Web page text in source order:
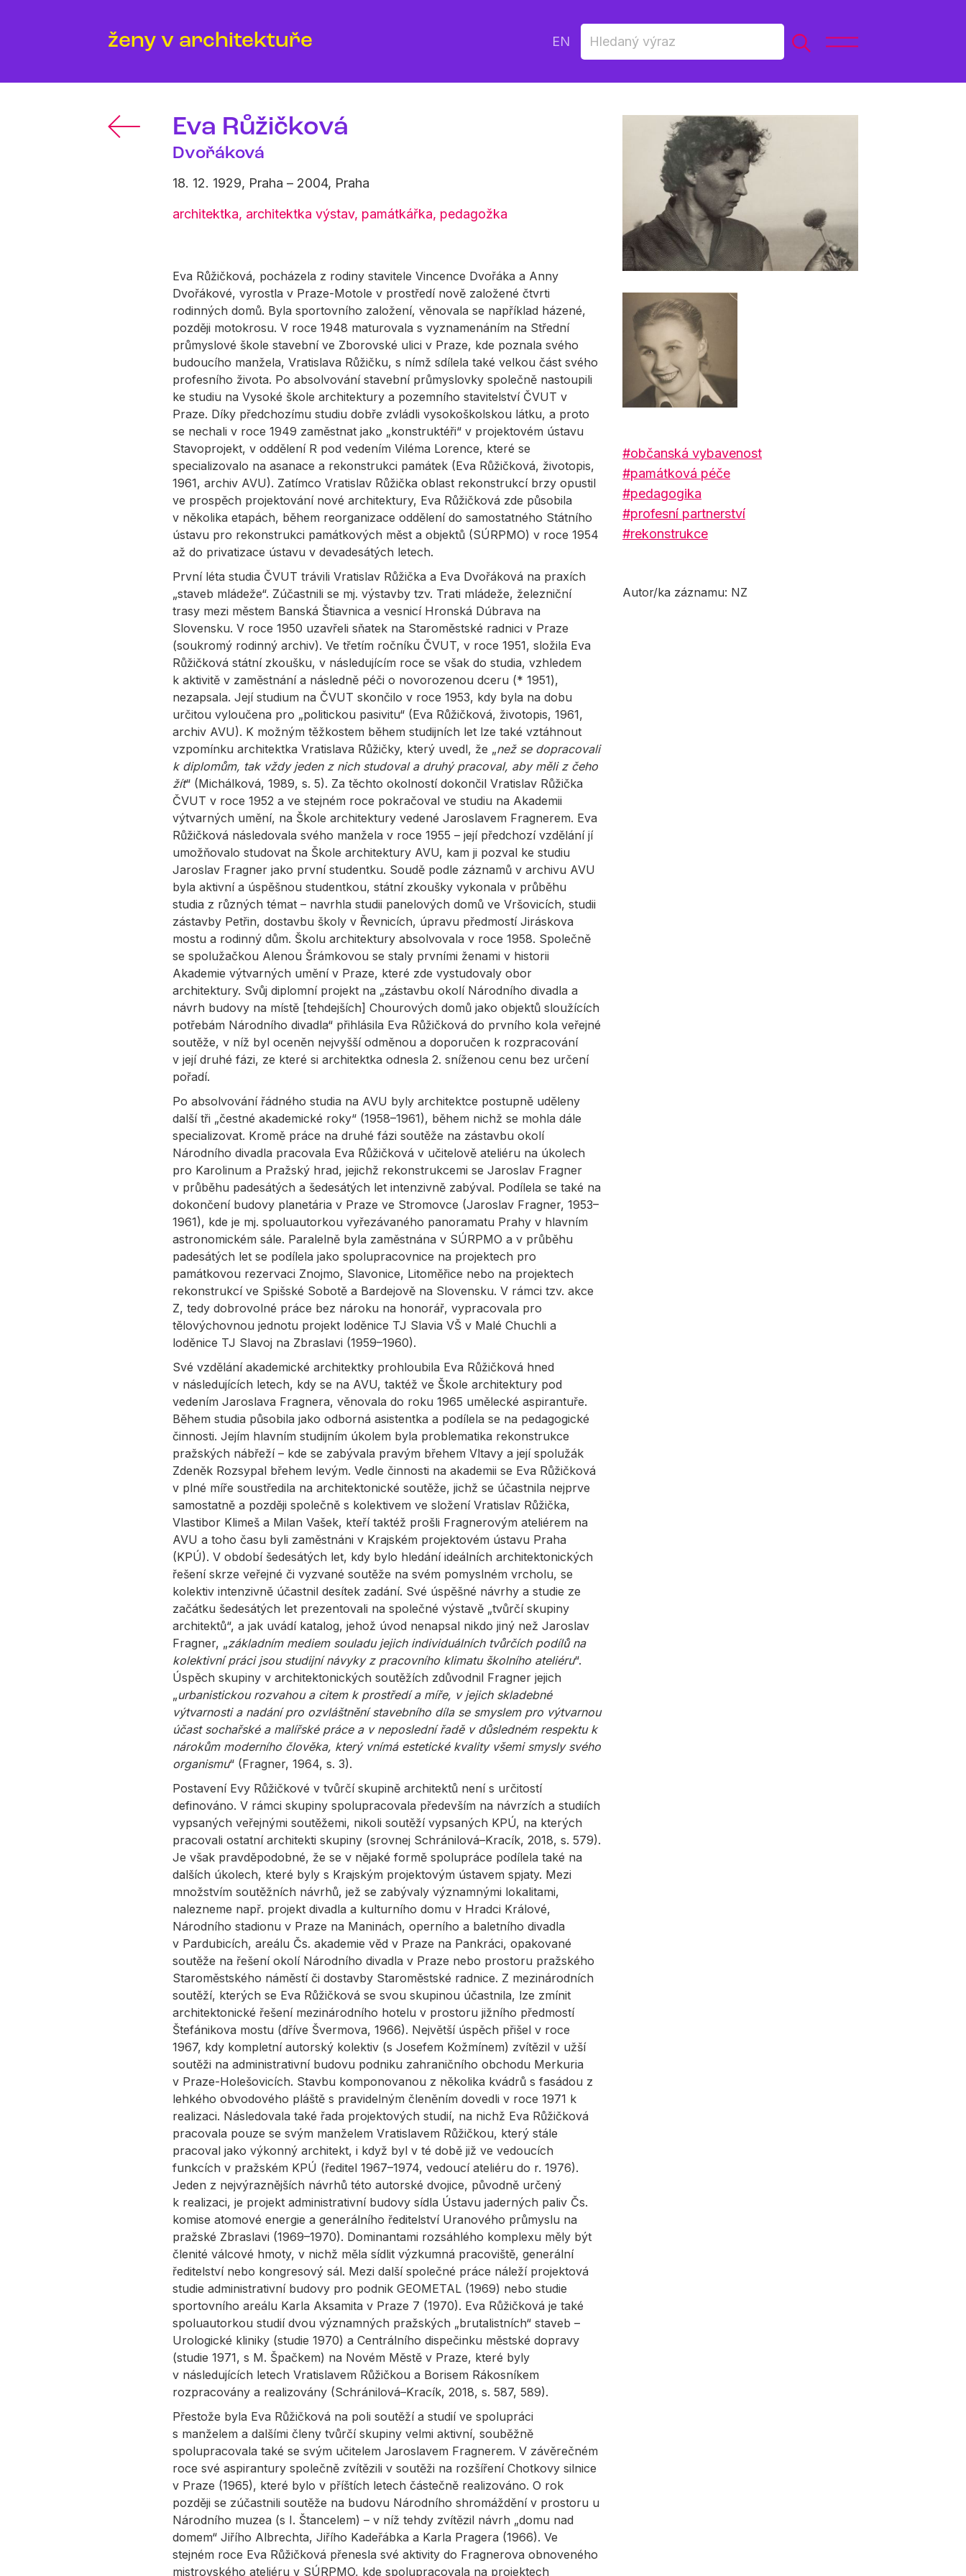
ženy v architektuře EN
Eva Růžičková
Dvořáková
18. 12. 1929, Praha – 2004, Praha
architektka, architektka výstav, památkářka, pedagožka
Eva Růžičková, pocházela z rodiny stavitele Vincence Dvořáka a Anny
Dvořákové, vyrostla v Praze-Motole v prostředí nově založené čtvrti
rodinných domů. Byla sportovního založení, věnovala se například házené,
později motokrosu. V roce 1948 maturovala s vyznamenáním na Střední
průmyslové škole stavební ve Zborovské ulici v Praze, kde poznala svého
budoucího manžela, Vratislava Růžičku, s nímž sdílela také velkou část svého
profesního života. Po absolvování stavební průmyslovky společně nastoupili
ke studiu na Vysoké škole architektury a pozemního stavitelství ČVUT v
Praze. Díky předchozímu studiu dobře zvládli vysokoškolskou látku, a proto
se nechali v roce 1949 zaměstnat jako „konstruktéři“ v projektovém ústavu
Stavoprojekt, v oddělení R pod vedením Viléma Lorence, které se
specializovalo na asanace a rekonstrukci památek (Eva Růžičková, životopis,
1961, archiv AVU). Zatímco Vratislav Růžička oblast rekonstrukcí brzy opustil
ve prospěch projektování nové architektury, Eva Růžičková zde působila
v několika etapách, během reorganizace oddělení do samostatného Státního
ústavu pro rekonstrukci památkových měst a objektů (SÚRPMO) v roce 1954
až do privatizace ústavu v devadesátých letech.
První léta studia ČVUT trávili Vratislav Růžička a Eva Dvořáková na praxích
„staveb mládeže“. Zúčastnili se mj. výstavby tzv. Trati mládeže, železniční
trasy mezi městem Banská Štiavnica a vesnicí Hronská Dúbrava na
Slovensku. V roce 1950 uzavřeli sňatek na Staroměstské radnici v Praze
(soukromý rodinný archiv). Ve třetím ročníku ČVUT, v roce 1951, složila Eva
Růžičková státní zkoušku, v následujícím roce se však do studia, vzhledem
k aktivitě v zaměstnání a následně péči o novorozenou dceru (* 1951),
nezapsala. Její studium na ČVUT skončilo v roce 1953, kdy byla na dobu
určitou vyloučena pro „politickou pasivitu“ (Eva Růžičková, životopis, 1961,
archiv AVU). K možným těžkostem během studijních let lze také vztáhnout
vzpomínku architektka Vratislava Růžičky, který uvedl, že „než se dopracovali
k diplomům, tak vždy jeden z nich studoval a druhý pracoval, aby měli z čeho
žít“ (Michálková, 1989, s. 5). Za těchto okolností dokončil Vratislav Růžička
ČVUT v roce 1952 a ve stejném roce pokračoval ve studiu na Akademii
výtvarných umění, na Škole architektury vedené Jaroslavem Fragnerem. Eva
Růžičková následovala svého manžela v roce 1955 – její předchozí vzdělání jí
umožňovalo studovat na Škole architektury AVU, kam ji pozval ke studiu
Jaroslav Fragner jako první studentku. Soudě podle záznamů v archivu AVU
byla aktivní a úspěšnou studentkou, státní zkoušky vykonala v průběhu
studia z různých témat – navrhla studii panelových domů ve Vršovicích, studii
zástavby Petřin, dostavbu školy v Řevnicích, úpravu předmostí Jiráskova
mostu a rodinný dům. Školu architektury absolvovala v roce 1958. Společně
se spolužačkou Alenou Šrámkovou se staly prvními ženami v historii
Akademie výtvarných umění v Praze, které zde vystudovaly obor
architektury. Svůj diplomní projekt na „zástavbu okolí Národního divadla a
návrh budovy na místě [tehdejších] Chourových domů jako objektů sloužících
potřebám Národního divadla“ přihlásila Eva Růžičková do prvního kola veřejné
soutěže, v níž byl oceněn nejvyšší odměnou a doporučen k rozpracování
v její druhé fázi, ze které si architektka odnesla 2. sníženou cenu bez určení
pořadí.
Po absolvování řádného studia na AVU byly architektce postupně uděleny
další tři „čestné akademické roky“ (1958–1961), během nichž se mohla dále
specializovat. Kromě práce na druhé fázi soutěže na zástavbu okolí
Národního divadla pracovala Eva Růžičková v učitelově ateliéru na úkolech
pro Karolinum a Pražský hrad, jejichž rekonstrukcemi se Jaroslav Fragner
v průběhu padesátých a šedesátých let intenzivně zabýval. Podílela se také na
dokončení budovy planetária v Praze ve Stromovce (Jaroslav Fragner, 1953–
1961), kde je mj. spoluautorkou vyřezávaného panoramatu Prahy v hlavním
astronomickém sále. Paralelně byla zaměstnána v SÚRPMO a v průběhu
padesátých let se podílela jako spolupracovnice na projektech pro
památkovou rezervaci Znojmo, Slavonice, Litoměřice nebo na projektech
rekonstrukcí ve Spišské Sobotě a Bardejově na Slovensku. V rámci tzv. akce
Z, tedy dobrovolné práce bez nároku na honorář, vypracovala pro
tělovýchovnou jednotu projekt loděnice TJ Slavia VŠ v Malé Chuchli a
loděnice TJ Slavoj na Zbraslavi (1959–1960).
Své vzdělání akademické architektky prohloubila Eva Růžičková hned
v následujících letech, kdy se na AVU, taktéž ve Škole architektury pod
vedením Jaroslava Fragnera, věnovala do roku 1965 umělecké aspirantuře.
Během studia působila jako odborná asistentka a podílela se na pedagogické
činnosti. Jejím hlavním studijním úkolem byla problematika rekonstrukce
pražských nábřeží – kde se zabývala pravým břehem Vltavy a její spolužák
Zdeněk Rozsypal břehem levým. Vedle činnosti na akademii se Eva Růžičková
v plné míře soustředila na architektonické soutěže, jichž se účastnila nejprve
samostatně a později společně s kolektivem ve složení Vratislav Růžička,
Vlastibor Klimeš a Milan Vašek, kteří taktéž prošli Fragnerovým ateliérem na
AVU a toho času byli zaměstnáni v Krajském projektovém ústavu Praha
(KPÚ). V období šedesátých let, kdy bylo hledání ideálních architektonických
řešení skrze veřejné či vyzvané soutěže na svém pomyslném vrcholu, se
kolektiv intenzivně účastnil desítek zadání. Své úspěšné návrhy a studie ze
začátku šedesátých let prezentovali na společné výstavě „tvůrčí skupiny
architektů“, a jak uvádí katalog, jehož úvod nenapsal nikdo jiný než Jaroslav
Fragner, „základním mediem souladu jejich individuálních tvůrčích podílů na
kolektivní práci jsou studijní návyky z pracovního klimatu školního ateliéru“.
Úspěch skupiny v architektonických soutěžích zdůvodnil Fragner jejich
„urbanistickou rozvahou a citem k prostředí a míře, v jejich skladebné
výtvarnosti a nadání pro ozvláštnění stavebního díla se smyslem pro výtvarnou
účast sochařské a malířské práce a v neposlední řadě v důsledném respektu k
nárokům moderního člověka, který vnímá estetické kvality všemi smysly svého
organismu“ (Fragner, 1964, s. 3).
Postavení Evy Růžičkové v tvůrčí skupině architektů není s určitostí
definováno. V rámci skupiny spolupracovala především na návrzích a studiích
vypsaných veřejnými soutěžemi, nikoli soutěží vypsaných KPÚ, na kterých
pracovali ostatní architekti skupiny (srovnej Schránilová–Kracík, 2018, s. 579).
Je však pravděpodobné, že se v nějaké formě spolupráce podílela také na
dalších úkolech, které byly s Krajským projektovým ústavem spjaty. Mezi
množstvím soutěžních návrhů, jež se zabývaly významnými lokalitami,
nalezneme např. projekt divadla a kulturního domu v Hradci Králové,
Národního stadionu v Praze na Maninách, operního a baletního divadla
v Pardubicích, areálu Čs. akademie věd v Praze na Pankráci, opakované
soutěže na řešení okolí Národního divadla v Praze nebo prostoru pražského
Staroměstského náměstí či dostavby Staroměstské radnice. Z mezinárodních
soutěží, kterých se Eva Růžičková se svou skupinou účastnila, lze zmínit
architektonické řešení mezinárodního hotelu v prostoru jižního předmostí
Štefánikova mostu (dříve Švermova, 1966). Největší úspěch přišel v roce
1967, kdy kompletní autorský kolektiv (s Josefem Kožmínem) zvítězil v užší
soutěži na administrativní budovu podniku zahraničního obchodu Merkuria
v Praze-Holešovicích. Stavbu komponovanou z několika kvádrů s fasádou z
lehkého obvodového pláště s pravidelným členěním dovedli v roce 1971 k
realizaci. Následovala také řada projektových studií, na nichž Eva Růžičková
pracovala pouze se svým manželem Vratislavem Růžičkou, který stále
pracoval jako výkonný architekt, i když byl v té době již ve vedoucích
funkcích v pražském KPÚ (ředitel 1967–1974, vedoucí ateliéru do r. 1976).
Jeden z nejvýraznějších návrhů této autorské dvojice, původně určený
k realizaci, je projekt administrativní budovy sídla Ústavu jaderných paliv Čs.
komise atomové energie a generálního ředitelství Uranového průmyslu na
pražské Zbraslavi (1969–1970). Dominantami rozsáhlého komplexu měly být
členité válcové hmoty, v nichž měla sídlit výzkumná pracoviště, generální
ředitelství nebo kongresový sál. Mezi další společné práce náleží projektová
studie administrativní budovy pro podnik GEOMETAL (1969) nebo studie
sportovního areálu Karla Aksamita v Praze 7 (1970). Eva Růžičková je také
spoluautorkou studií dvou významných pražských „brutalistních“ staveb –
Urologické kliniky (studie 1970) a Centrálního dispečinku městské dopravy
(studie 1971, s M. Špačkem) na Novém Městě v Praze, které byly
v následujících letech Vratislavem Růžičkou a Borisem Rákosníkem
rozpracovány a realizovány (Schránilová–Kracík, 2018, s. 587, 589).
Přestože byla Eva Růžičková na poli soutěží a studií ve spolupráci
s manželem a dalšími členy tvůrčí skupiny velmi aktivní, souběžně
spolupracovala také se svým učitelem Jaroslavem Fragnerem. V závěrečném
roce své aspirantury společně zvítězili v soutěži na rozšíření Chotkovy silnice
v Praze (1965), které bylo v příštích letech částečně realizováno. O rok
později se zúčastnili soutěže na budovu Národního shromáždění v prostoru u
Národního muzea (s I. Štancelem) – v níž tehdy zvítězil návrh „domu nad
domem“ Jiřího Albrechta, Jiřího Kadeřábka a Karla Pragera (1966). Ve
stejném roce Eva Růžičková přenesla své aktivity do Fragnerova obnoveného
mistrovského ateliéru v SÚRPMO, kde spolupracovala na projektech
#občanská vybavenost
#památková péče
#pedagogika
#profesní partnerství
#rekonstrukce
Autor/ka záznamu: NZ